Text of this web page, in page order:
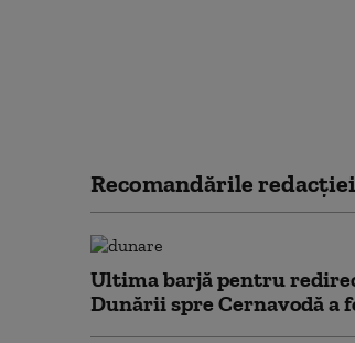
Recomandările redacţiei
Ultima barjă pentru
Dunării spre Cernavodă a